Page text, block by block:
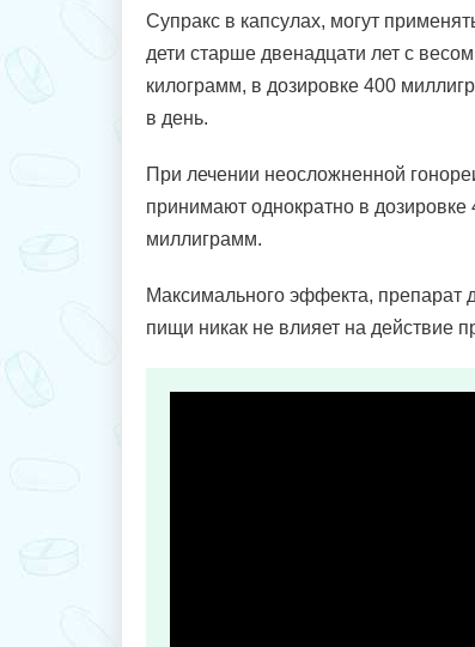
Супракс в капсулах, могут
дети старше двенадцати лет с
килограмм, в дозировке 400
в день.
При лечении неосложненной
принимают однократно в дозировке
миллиграмм.
Максимального эффекта, препарат
пищи никак не влияет на действие